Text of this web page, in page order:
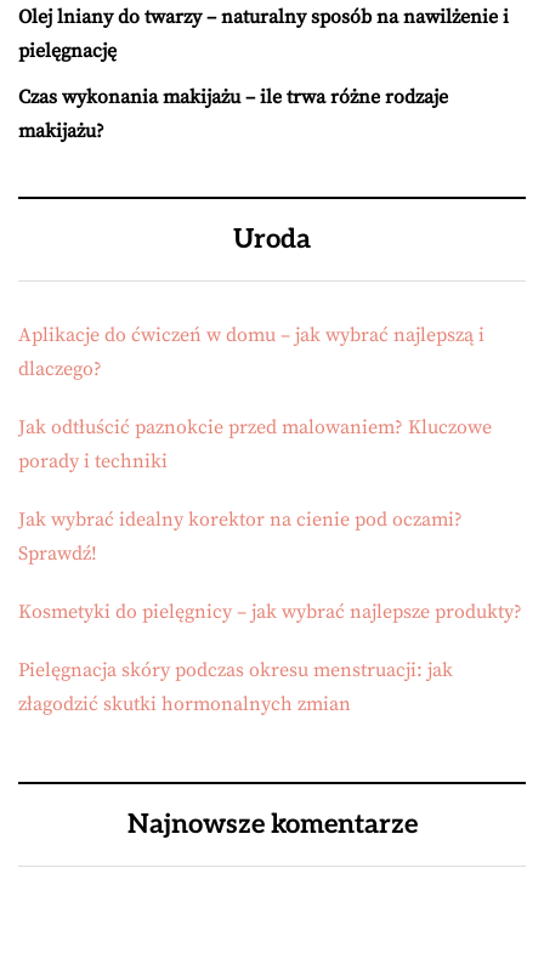
Olej lniany do twarzy – naturalny sposób na nawilżenie i
pielęgnację
Czas wykonania makijażu – ile trwa różne rodzaje
makijażu?
Uroda
Aplikacje do ćwiczeń w domu – jak wybrać najlepszą i
dlaczego?
Jak odtłuścić paznokcie przed malowaniem? Kluczowe
porady i techniki
Jak wybrać idealny korektor na cienie pod oczami?
Sprawdź!
Kosmetyki do pielęgnicy – jak wybrać najlepsze produkty?
Pielęgnacja skóry podczas okresu menstruacji: jak
złagodzić skutki hormonalnych zmian
Najnowsze komentarze